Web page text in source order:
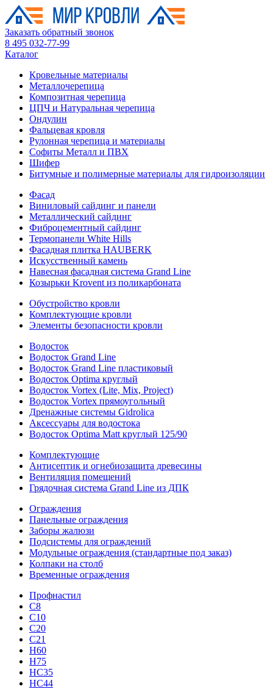
Заказать обратный звонок
8 495 032-77-99
Каталог
Кровельные материалы
Металлочерепица
Композитная черепица
ЦПЧ и Натуральная черепица
Ондулин
Фальцевая кровля
Рулонная черепица и материалы
Софиты Металл и ПВХ
Шифер
Битумные и полимерные материалы для гидроизоляции
Фасад
Виниловый сайдинг и панели
Металлический сайдинг
Фиброцементный сайдинг
Термопанели White Hills
Фасадная плитка HAUBERK
Искусственный камень
Навесная фасадная система Grand Line
Козырьки Krovent из поликарбоната
Обустройство кровли
Комплектующие кровли
Элементы безопасности кровли
Водосток
Водосток Grand Line
Водосток Grand Line пластиковый
Водосток Optima круглый
Водосток Vortex (Lite, Mix, Project)
Водосток Vortex прямоугольный
Дренажные системы Gidrolica
Аксессуары для водостока
Водосток Optima Matt круглый 125/90
Комплектующие
Антисептик и огнебиозащита древесины
Вентиляция помещений
Грядочная система Grand Line из ДПК
Ограждения
Панельные ограждения
Заборы жалюзи
Подсистемы для ограждений
Модульные ограждения (стандартные под заказ)
Колпаки на столб
Временные ограждения
Профнастил
С8
С10
С20
С21
H60
H75
HС35
НС44